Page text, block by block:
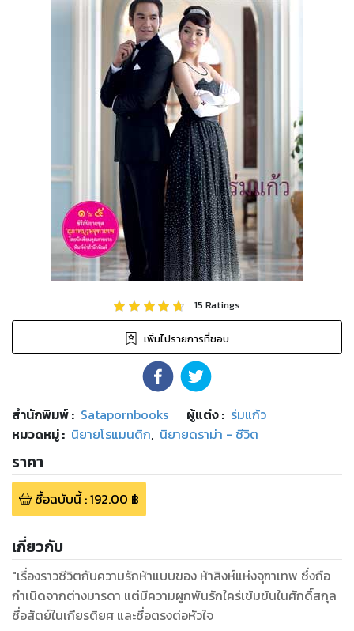
15 Ratings
เพิ่มไปรายการที่ชอบ
สำนักพิมพ์: Satapornbooks ผู้แต่ง : ร่มแก้ว
หมวดหมู่: นิยายโรแมนติก, นิยายดราม่า - ชีวิต
ราคา
ซื้อฉบับนี้:192.00 ฿
เกี่ยวกับ
"เรื่องราวชีวิตกับความรักห้าแบบของ ห้าสิงห์แห่งจุฑาเทพ ซึ่งถือ
กำเนิดจากต่างมารดา แต่มีความผูกพันรักใคร่เข้มข้นในศักดิ์สกุล
ซื่อสัตย์ในเกียรติยศ และซื่อตรงต่อหัวใจ